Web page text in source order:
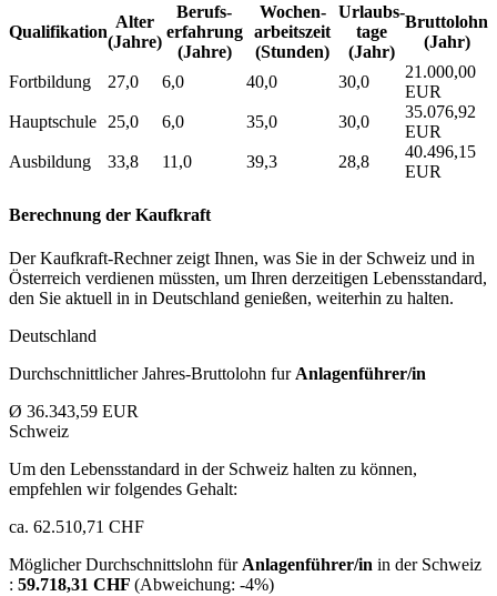
Qualifikation
Alter
(Jahre)
Berufs­
erfahrung
(Jahre)
Wochen­
arbeitszeit
(Stunden)
Urlaubs­
tage
(Jahr)
Bruttolohn
(Jahr)
Fortbildung 27,0 6,0 40,0 30,0
21.000,00
EUR
Hauptschule
25,0 6,0 35,0 30,0
35.076,92
EUR
Ausbildung
33,8 11,0 39,3 28,8
40.496,15
EUR
Berechnung der Kaufkraft
Der Kaufkraft-Rechner zeigt Ihnen, was Sie in der Schweiz und in
Österreich verdienen müssten, um Ihren derzeitigen Lebensstandard,
den Sie aktuell in in Deutschland genießen, weiterhin zu halten.
Deutschland
Durchschnittlicher Jahres-Bruttolohn furAnlagenführer/in
Ø 36.343,59 EUR
Schweiz
Um den Lebensstandard in der Schweiz halten zu können,
empfehlen wir folgendes Gehalt:
ca. 62.510,71 CHF
Möglicher Durchschnittslohn fürAnlagenführer/in in der Schweiz
: 59.718,31 CHF (Abweichung: -4%)